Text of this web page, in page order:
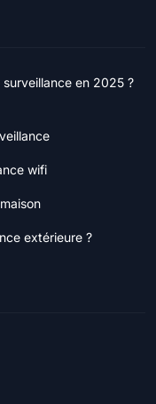
en 2025 ?
wifi
extérieure ?